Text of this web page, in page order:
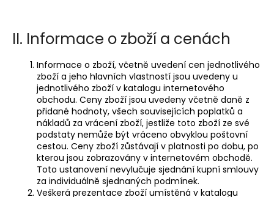
II. Informace o zboží a cenách
Informace o zboží, včetně uvedení cen jednotlivého
zboží a jeho hlavních vlastností jsou uvedeny u
jednotlivého zboží v katalogu internetového
obchodu. Ceny zboží jsou uvedeny včetně daně z
přidané hodnoty, všech souvisejících poplatků a
nákladů za vrácení zboží, jestliže toto zboží ze své
podstaty nemůže být vráceno obvyklou poštovní
cestou. Ceny zboží zůstávají v platnosti po dobu, po
kterou jsou zobrazovány v internetovém obchodě.
Toto ustanovení nevylučuje sjednání kupní smlouvy
za individuálně sjednaných podmínek.
Veškerá prezentace zboží umístěná v katalogu